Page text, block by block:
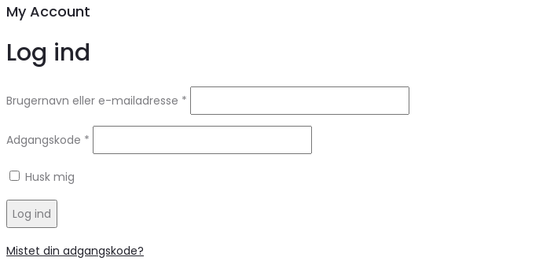
My Account
Log ind
Brugernavn eller e-mailadresse *
Adgangskode *
Husk mig
Log ind
Mistet din adgangskode?